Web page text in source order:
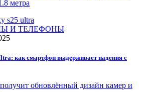
s25 ultra
И ТЕЛЕФОНЫ
как смартфон выдерживает падения с